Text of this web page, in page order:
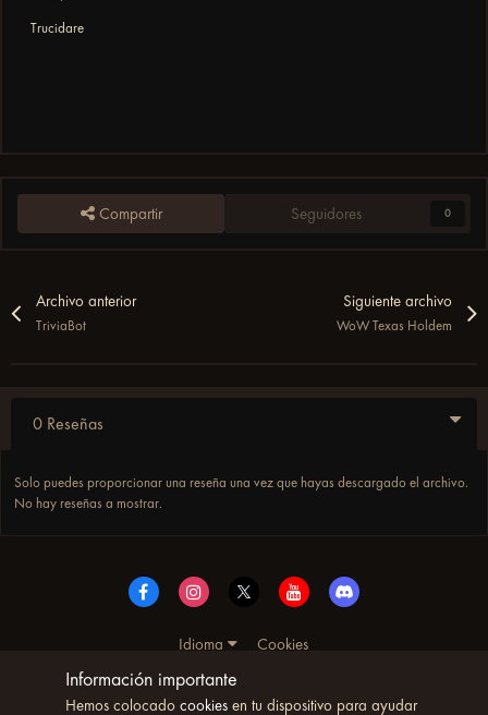
Trucidare
Compartir Seguidores 0
Archivo anterior
TriviaBot
Siguiente archivo
WoW Texas Holdem
0 Reseñas
Solo puedes proporcionar una reseña una vez que hayas descargado el archivo.
No hay reseñas a mostrar.
Idioma
Cookies
© Copyright UltimoWoW™ 2025. Todos los derechos
reservados
Información importante
Hemos colocado cookiesen tu dispositivo para ayudar